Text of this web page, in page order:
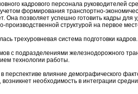
кадрового персонала
формирования транспортно-
Она позволяет успешно готовить кадры
структурой на первое
трехуровневая система подготовки
с подразделениями железнодорожного
технологии работы.
перспективе влияние демографического
необходимость в интеграции